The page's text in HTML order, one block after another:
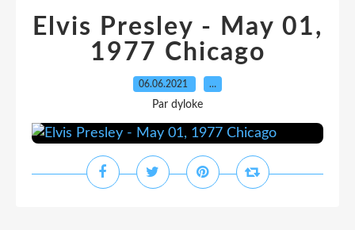
Elvis Presley - May 01,
1977 Chicago
06.06.2021 …
Par dyloke